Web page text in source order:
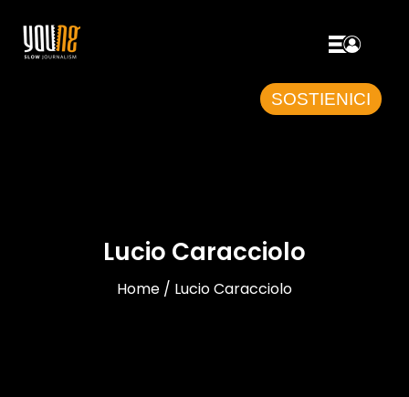
SOSTIENICI
Lucio Caracciolo
Home / Lucio Caracciolo